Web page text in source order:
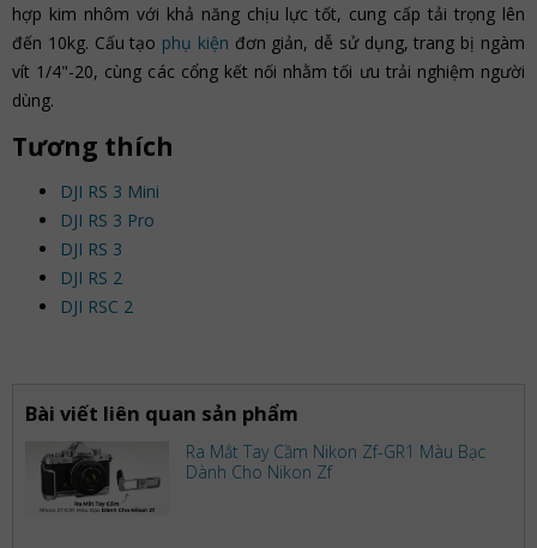
hợp kim nhôm với khả năng chịu lực tốt, cung cấp tải trọng lên
đến 10kg. Cấu tạo phụ kiện đơn giản, dễ sử dụng, trang bị ngàm
vít 1/4"-20, cùng các cổng kết nối nhằm tối ưu trải nghiệm người
dùng.
Tương thích
DJI RS 3 Mini
DJI RS 3 Pro
DJI RS 3
DJI RS 2
DJI RSC 2
Bài viết liên quan sản phẩm
Ra Mắt Tay Cầm Nikon Zf-GR1 Màu Bạc
Dành Cho Nikon Zf